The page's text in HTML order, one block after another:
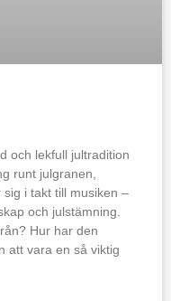
och lekfull jultradition
runt julgranen,
i takt till musiken –
och julstämning.
Hur har den
att vara en så viktig